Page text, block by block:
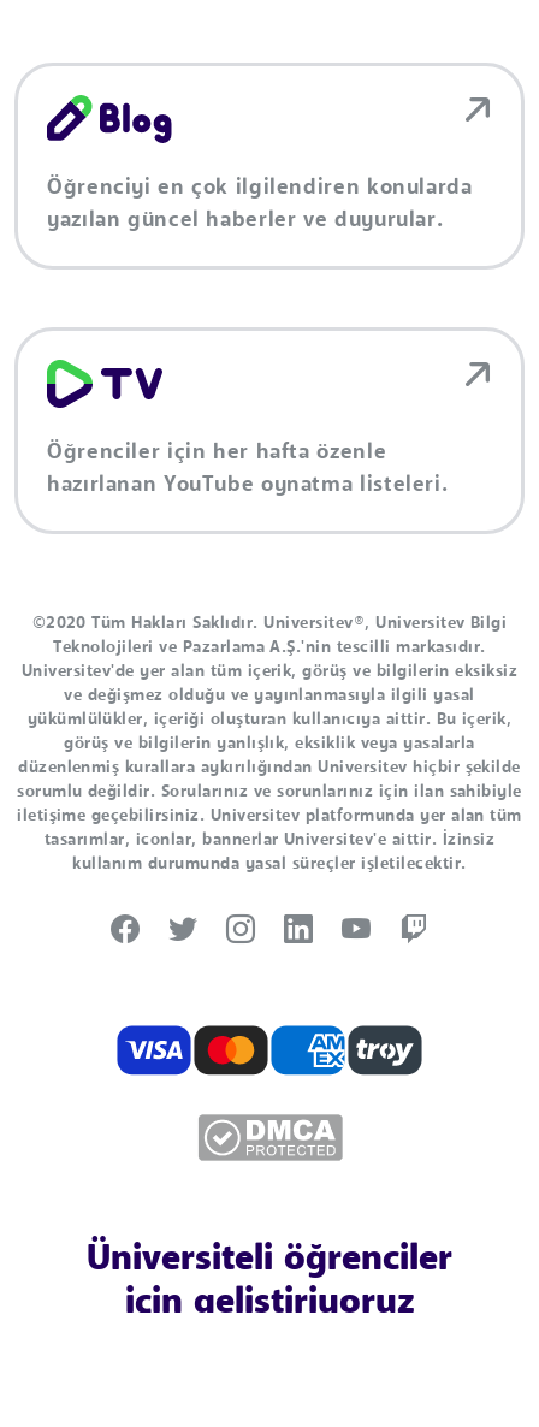
Öğrenciyi en çok ilgilendiren konularda
yazılan güncel haberler ve duyurular.
Öğrenciler için her hafta özenle
hazırlanan YouTube oynatma listeleri.
©2020 Tüm Hakları Saklıdır. Universitev®, Universitev Bilgi
Teknolojileri ve Pazarlama A.Ş.'nin tescilli markasıdır.
Universitev'de yer alan tüm içerik, görüş ve bilgilerin eksiksiz
ve değişmez olduğu ve yayınlanmasıyla ilgili yasal
yükümlülükler, içeriği oluşturan kullanıcıya aittir. Bu içerik,
görüş ve bilgilerin yanlışlık, eksiklik veya yasalarla
düzenlenmiş kurallara aykırılığından Universitev hiçbir şekilde
sorumlu değildir. Sorularınız ve sorunlarınız için ilan sahibiyle
iletişime geçebilirsiniz. Universitev platformunda yer alan tüm
tasarımlar, iconlar, bannerlar Universitev'e aittir. İzinsiz
kullanım durumunda yasal süreçler işletilecektir.
Üniversiteli öğrenciler
için geliştiriyoruz